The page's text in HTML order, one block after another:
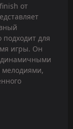
от
подходит для
игры. Он